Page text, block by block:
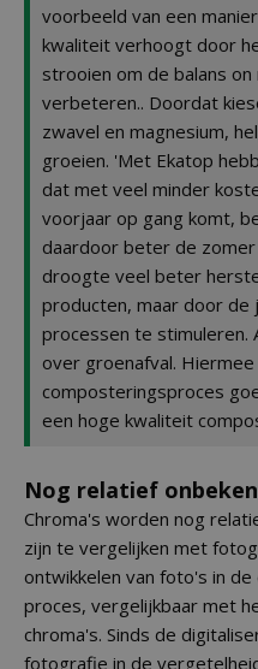
voorbeeld van een
kwaliteit verhoogt door
strooien om de balans
verbeteren.. Doordat
zwavel en magnesium,
groeien. 'Met Ekatop
dat met veel minder
voorjaar op gang komt,
daardoor beter de
droogte veel beter
producten, maar door de
processen te stimuleren.
over groenafval.
composteringsproces
een hoge kwaliteit
Nog relatief
Chroma's worden nog
zijn te vergelijken met
ontwikkelen van foto's in
proces, vergelijkbaar met
chroma's. Sinds de
fotografie in de